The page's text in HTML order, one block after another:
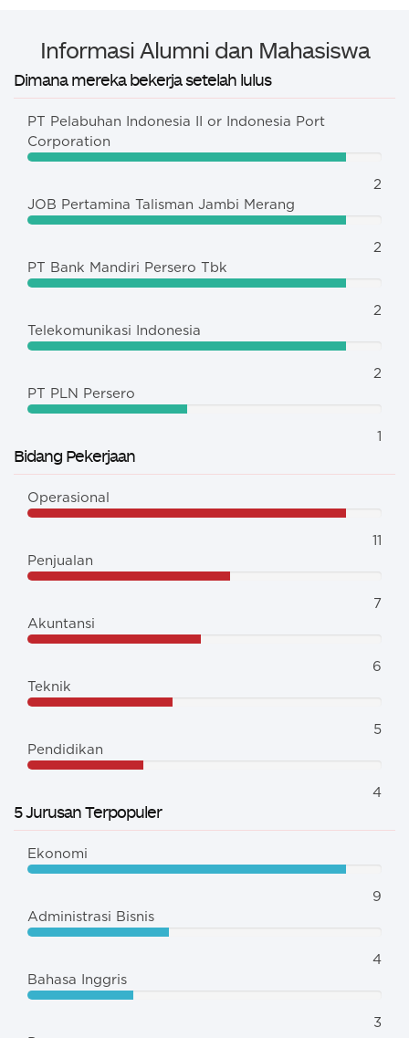
Informasi Alumni dan Mahasiswa
Dimana mereka bekerja setelah lulus
PT Pelabuhan Indonesia II or Indonesia Port
Corporation
2
JOB Pertamina Talisman Jambi Merang
2
PT Bank Mandiri Persero Tbk
2
Telekomunikasi Indonesia
2
PT PLN Persero
1
Bidang Pekerjaan
Operasional
11
Penjualan
7
Akuntansi
6
Teknik
5
Pendidikan
4
5 Jurusan Terpopuler
Ekonomi
9
Administrasi Bisnis
4
Bahasa Inggris
3